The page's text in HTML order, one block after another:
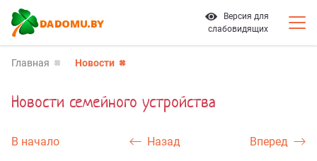
Версия для
слабовидящих
Главная Новости
Новости семейного устройства
В начало Назад Вперед